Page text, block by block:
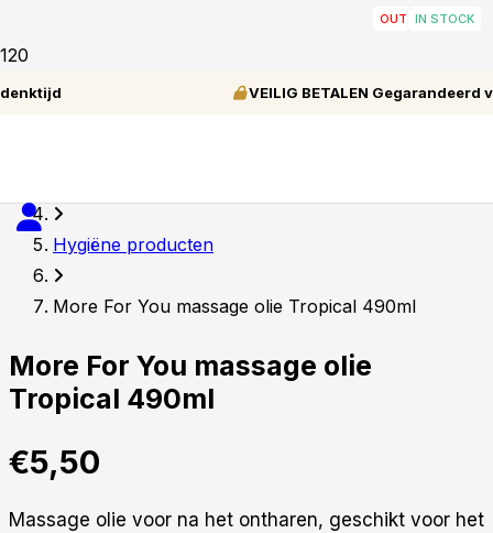
VEILIG BETALEN Gegarandeerd veilig shoppen
Hygiëne producten
More For You massage olie Tropical 490ml
More For You massage olie
Tropical 490ml
€5,50
Massage olie voor na het ontharen, geschikt voor het
IN STOCK
OUT OF STOCK
IN STOCK
IN STOCK
IN STOCK
IN STOCK
IN STOCK
IN STOCK
IN STOCK
IN STOCK